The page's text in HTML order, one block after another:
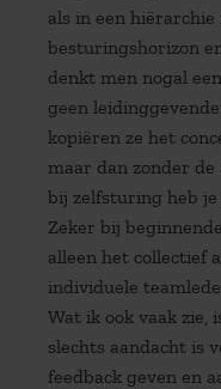
als in een
besturingshorizon
denkt men nogal
geen
kopiëren ze het
maar dan zonder
bij zelfsturing heb
Zeker bij
alleen het collectief
individuele
Wat ik ook vaak
slechts aandacht is
feedback geven en